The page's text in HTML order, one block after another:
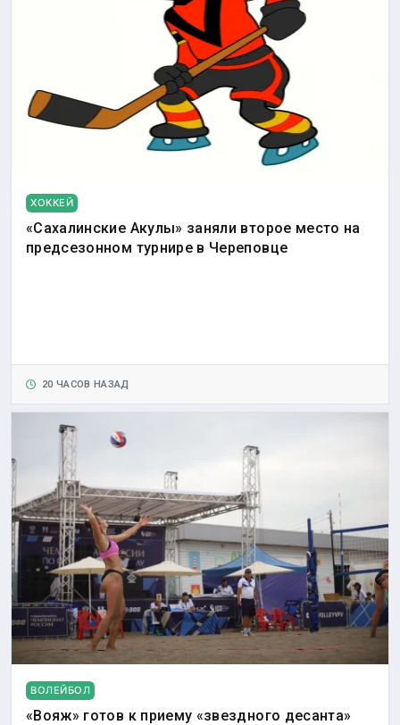
ХОККЕЙ
«Сахалинские Акулы» заняли второе место на
предсезонном турнире в Череповце
20 ЧАСОВ НАЗАД
ВОЛЕЙБОЛ
«Вояж» готов к приему «звездного десанта»